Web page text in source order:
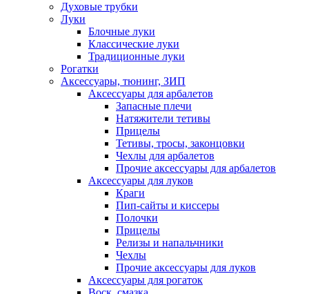
Духовые трубки
Луки
Блочные луки
Классические луки
Традиционные луки
Рогатки
Аксессуары, тюнинг, ЗИП
Аксессуары для арбалетов
Запасные плечи
Натяжители тетивы
Прицелы
Тетивы, тросы, законцовки
Чехлы для арбалетов
Прочие аксессуары для арбалетов
Аксессуары для луков
Краги
Пип-сайты и киссеры
Полочки
Прицелы
Релизы и напальчники
Чехлы
Прочие аксессуары для луков
Аксессуары для рогаток